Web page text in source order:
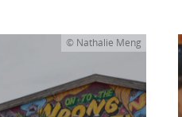
© Nathalie Meng